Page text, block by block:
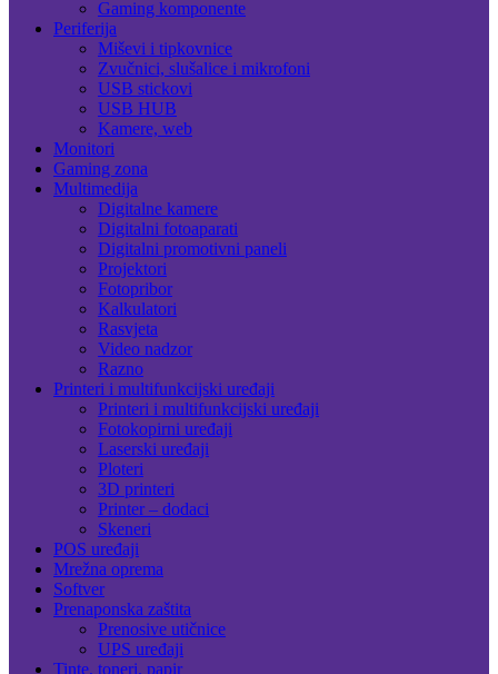
Gaming komponente
Periferija
Miševi i tipkovnice
Zvučnici, slušalice i mikrofoni
USB stickovi
USB HUB
Kamere, web
Monitori
Gaming zona
Multimedija
Digitalne kamere
Digitalni fotoaparati
Digitalni promotivni paneli
Projektori
Fotopribor
Kalkulatori
Rasvjeta
Video nadzor
Razno
Printeri i multifunkcijski uređaji
Printeri i multifunkcijski uređaji
Fotokopirni uređaji
Laserski uređaji
Ploteri
3D printeri
Printer – dodaci
Skeneri
POS uređaji
Mrežna oprema
Softver
Prenaponska zaštita
Prenosive utičnice
UPS uređaji
Tinte, toneri, papir